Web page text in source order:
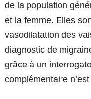
de la population
et la femme. Elles
vasodilatation des
diagnostic de
grâce à un
complémentaire